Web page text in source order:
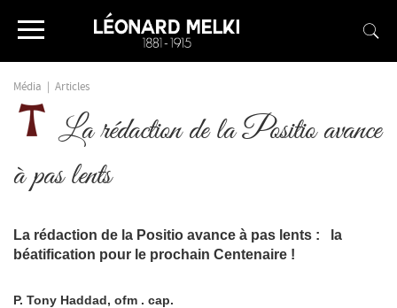
Média Articles
La rédaction de la Positio avance
à pas lents
La rédaction de la Positio avance à pas lents :
la
béatification pour le prochain Centenaire !
P. Tony Haddad, ofm . cap.